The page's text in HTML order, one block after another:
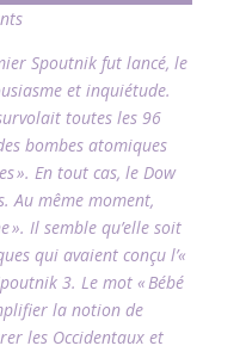
Spoutnik fut lancé, le
et inquiétude.
toutes les 96
bombes atomiques
». En tout cas, le Dow
Au même moment,
». Il semble qu’elle soit
qui avaient conçu l’«
3. Le mot « Bébé
la notion de
les Occidentaux et